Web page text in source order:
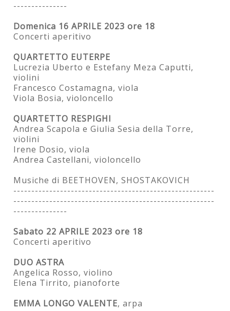
---------------
Domenica 16 APRILE 2023 ore 18
Concerti aperitivo
QUARTETTO EUTERPE
Lucrezia Uberto e Estefany Meza Caputti,
violini
Francesco Costamagna, viola
Viola Bosia, violoncello
QUARTETTO RESPIGHI
Andrea Scapola e Giulia Sesia della Torre,
violini
Irene Dosio, viola
Andrea Castellani, violoncello
Musiche di BEETHOVEN, SHOSTAKOVICH
--------------------------------------------------------
--------------------------------------------------------
---------------
Sabato 22 APRILE 2023 ore 18
Concerti aperitivo
DUO ASTRA
Angelica Rosso, violino
Elena Tirrito, pianoforte
EMMA LONGO VALENTE, arpa